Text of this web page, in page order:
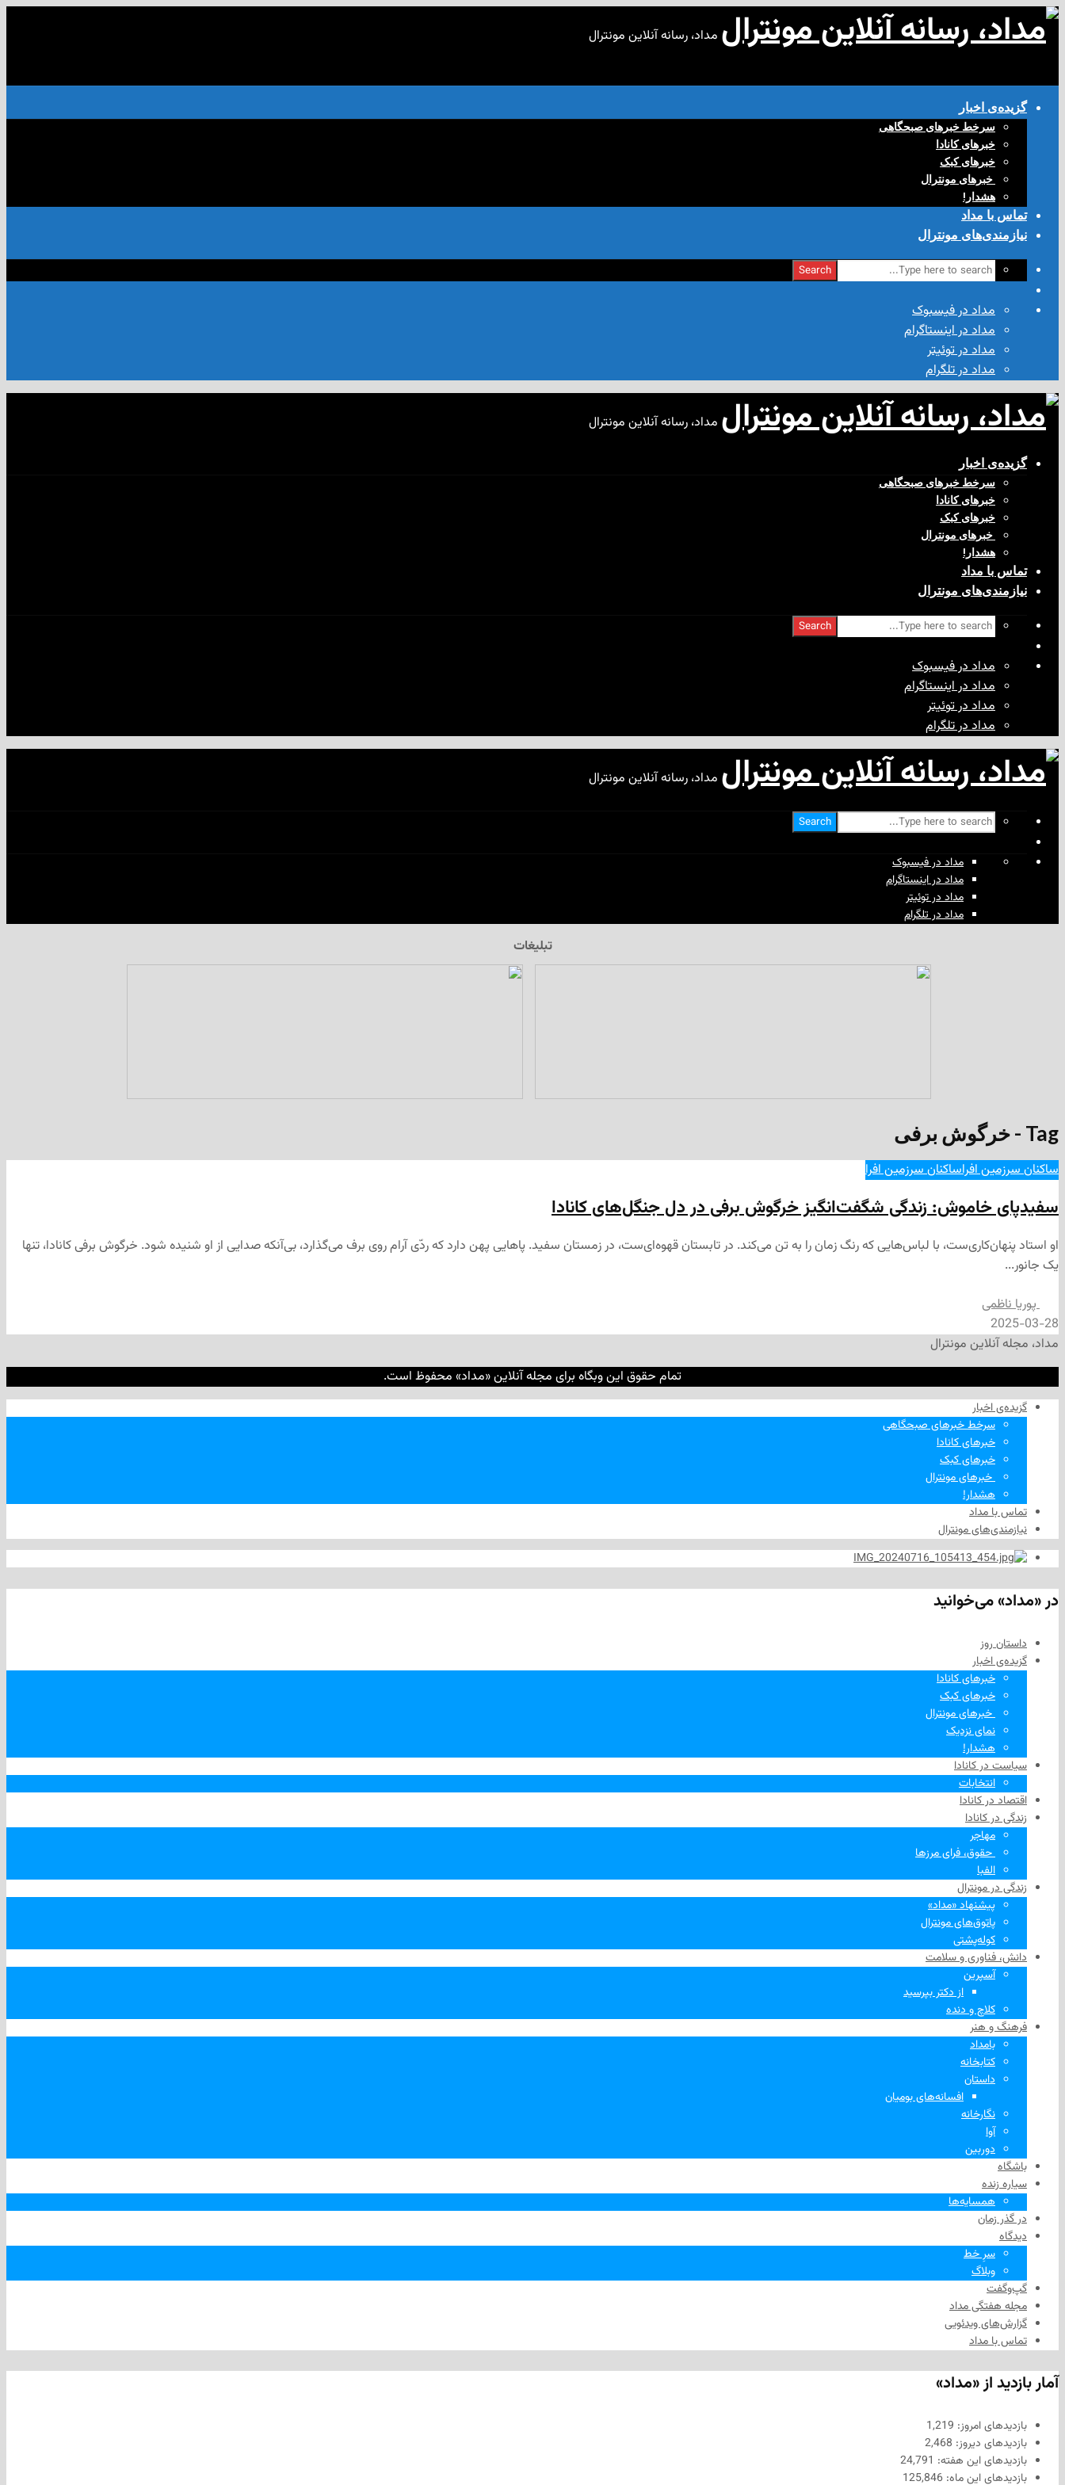
مداد، رسانه آنلاین مونترال
گزیده‌ی‌ اخبار
سرخط خبرهای صبحگاهی
خبرهای کانادا
خبرهای کبک
‌ خبرهای مونترال
هشدار!
تماس با مداد
نیازمندی‌های مونترال
Search
مداد در فیسبوک
مداد در اینستاگرام
مداد در توئیتر
مداد در تلگرام
مداد، رسانه آنلاین مونترال
گزیده‌ی‌ اخبار
سرخط خبرهای صبحگاهی
خبرهای کانادا
خبرهای کبک
‌ خبرهای مونترال
هشدار!
تماس با مداد
نیازمندی‌های مونترال
Search
مداد در فیسبوک
مداد در اینستاگرام
مداد در توئیتر
مداد در تلگرام
مداد، رسانه آنلاین مونترال
Search
مداد در فیسبوک
مداد در اینستاگرام
مداد در توئیتر
مداد در تلگرام
تبلیغات
Tag - خرگوش برفی
ساکنان سرزمین افراساکنان سرزمین افرا
سفیدپای خاموش: زندگی شگفت‌انگیز خرگوش برفی در دل جنگل‌های کانادا
او استاد پنهان‌کاری‌ست، با لباس‌هایی که رنگ زمان را به تن می‌کند. در تابستان قهوه‌ای‌ست، در زمستان سفید. پاهایی پهن دارد که ردّی آرام روی برف می‌گذارد، بی‌آنکه صدایی از او شنیده شود. خرگوش برفی کانادا، تنها
یک جانور...
پوریا ناظمی
2025-03-28
مداد، مجله آنلاین مونترال
تمام حقوق این وبگاه برای مجله آنلاین «مداد» محفوظ است.
گزیده‌ی‌ اخبار
سرخط خبرهای صبحگاهی
خبرهای کانادا
خبرهای کبک
‌ خبرهای مونترال
هشدار!
تماس با مداد
نیازمندی‌های مونترال
در «مداد» می‌خوانید
داستان روز
گزیده‌ی‌ اخبار
خبرهای کانادا
خبرهای کبک
‌ خبرهای مونترال
نمای نزدیک
هشدار!
سیاست در کانادا
انتخابات
اقتصاد در کانادا
زندگی در کانادا
مهاجر
‌ حقوق، فرای مرزها
الفبا
زندگی در مونترال
پیشنهاد «مداد»
پاتوق‌های مونترال
کوله‌پشتی
دانش، فناوری و سلامت
آسپرین
از دکتر بپرسید
کلاچ و دنده
فرهنگ و هنر
بامداد
کتابخانه
داستان
افسانه‌های بومیان
نگارخانه
آوا
دوربین
باشگاه
سیاره زنده
همسایه‌ها
در گذر زمان
دیدگاه
سرِ خط
وبلاگ
گپ‌وگفت
مجله هفتگی مداد
گزارش‌های ویدئویی
تماس با مداد
آمار بازدید از «مداد»
بازدیدهای امروز: 1,219
بازدیدهای دیروز: 2,468
بازدیدهای این هفته: 24,791
بازدیدهای این ماه: 125,846